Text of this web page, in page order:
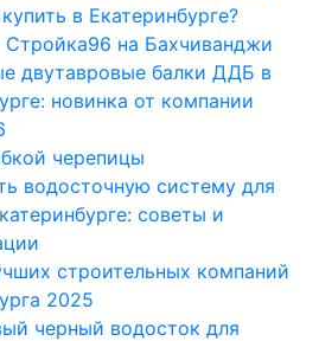
в Екатеринбурге?
на Бахчиванджи
двутавровые балки ДДБ в
новинка от компании
черепицы
водосточную систему для
советы и
строительных компаний
2025
черный водосток для